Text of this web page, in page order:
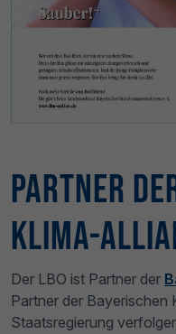
Partner
Klima-
Der LBO ist Partner der
Partner der Bayerischen
Staatsregierung